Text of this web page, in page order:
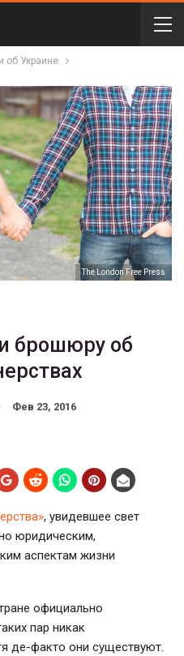
об Украине
The London Free Press
брошюру об
Фев 23, 2016
, увидевшее свет
юридическим,
аспектам жизни
официально
пар никак
де-факто они существуют.